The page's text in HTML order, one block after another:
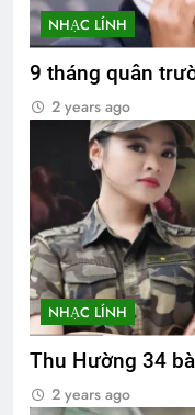
NHẠC LÍNH
9 tháng quân
2 years ago
NHẠC LÍNH
Thu Hường 34
2 years ago